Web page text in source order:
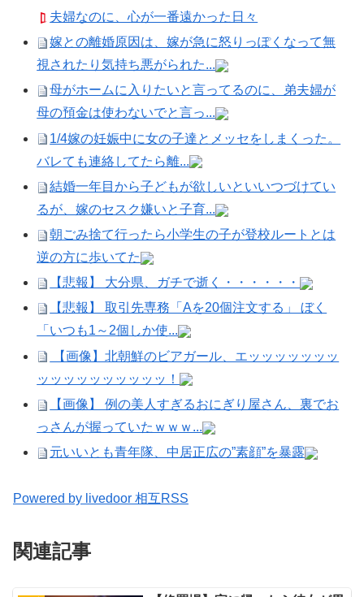
夫婦なのに、心が一番遠かった日々
嫁との離婚原因は、嫁が急に怒りっぽくなって無
視されたり気持ち悪がられた...
母がホームに入りたいと言ってるのに、弟夫婦が
母の預金は使わないでと言っ...
1/4嫁の妊娠中に女の子達とメッセをしまくった。
バレても連絡してたら離...
結婚一年目から子どもが欲しいといいつづけてい
るが、嫁のセスク嫌いと子育...
朝ごみ捨て行ったら小学生の子が登校ルートとは
逆の方に歩いてた
【悲報】 大分県、ガチで逝く・・・・・・
【悲報】 取引先専務「Aを20個注文する」 ぼく
「いつも1～2個しか使...
【画像】北朝鮮のビアガール、エッッッッッッッ
ッッッッッッッッッッ！
【画像】 例の美人すぎるおにぎり屋さん、裏でお
っさんが握っていたｗｗｗ...
元いいとも青年隊、中居正広の”素顔”を暴露
Powered by livedoor 相互RSS
関連記事